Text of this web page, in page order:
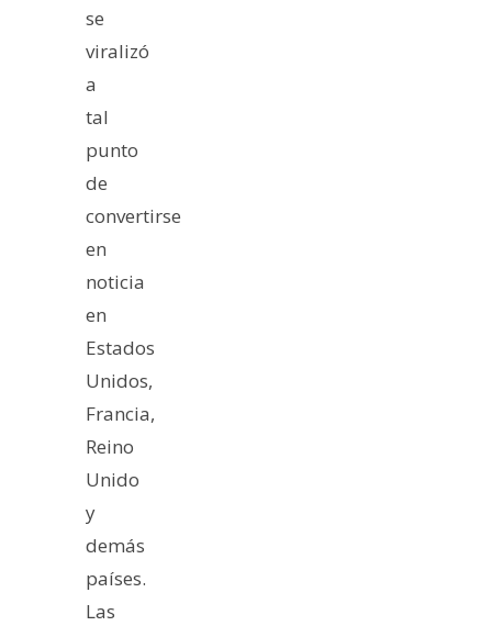
se
viralizó
a
tal
punto
de
convertirse
en
noticia
en
Estados
Unidos,
Francia,
Reino
Unido
y
demás
países.
Las